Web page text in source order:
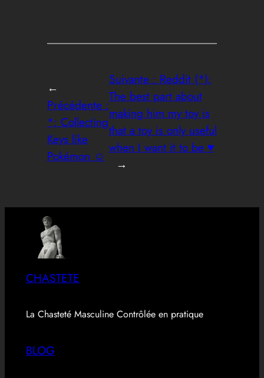
←
Précédente :
*; Collecting
Keys like
Pokémon ☺️
Suivante : Reddit (*):
The best part about
making him my toy is
that a toy is only useful
when I want it to be ♥️
→
CHASTETE
La Chasteté Masculine Contrôlée en pratique
BLOG